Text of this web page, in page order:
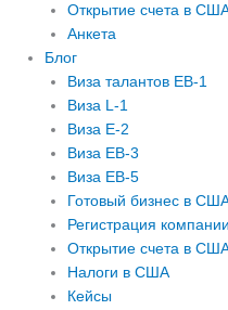
Открытие счета в
Анкета
Блог
Виза талантов EB-1
Виза L-1
Виза E-2
Виза EB-3
Виза EB-5
Готовый бизнес в
Регистрация
Открытие счета в
Налоги в США
Кейсы